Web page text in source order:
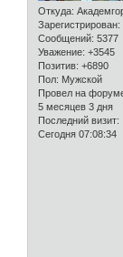
Откуда:
Зарегистрирован:
Сообщений: 5377
Уважение: +3545
Позитив: +6890
Пол: Мужской
Провел на
5 месяцев 3 дня
Последний визит:
Сегодня 07:08:34